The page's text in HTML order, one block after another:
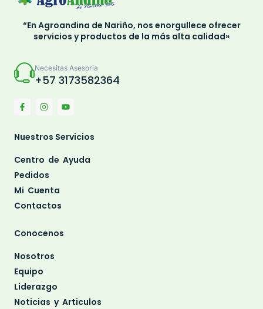
“En Agroandina de Nariño, nos enorgullece ofrecer
servicios y productos de la más alta calidad»
Necesitas Asesoria
+57 3173582364
Nuestros Servicios
Centro de Ayuda
Pedidos
Mi Cuenta
Contactos
Conocenos
Nosotros
Equipo
Liderazgo
Noticias y Articulos